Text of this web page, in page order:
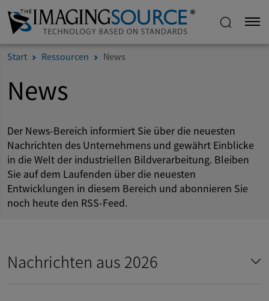
Start Ressourcen News
News
Der News-Bereich informiert Sie über die neuesten
Nachrichten des Unternehmens und gewährt Einblicke
in die Welt der industriellen Bildverarbeitung. Bleiben
Sie auf dem Laufenden über die neuesten
Entwicklungen in diesem Bereich und abonnieren Sie
noch heute den RSS-Feed.
Nachrichten aus 2026